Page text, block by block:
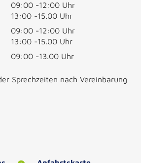
09:00 -12:00 Uhr
13:00 -15.00 Uhr
09:00 -12:00 Uhr
13:00 -15.00 Uhr
09:00 -13.00 Uhr
Sprechzeiten nach Vereinbarung